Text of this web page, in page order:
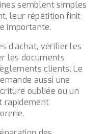
semblent simples
leur répétition finit
importante.
d’achat, vérifier les
les documents
clients. Le
aussi une
oubliée ou un
rapidement